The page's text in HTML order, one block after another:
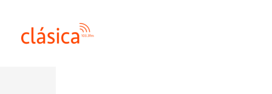
contenido